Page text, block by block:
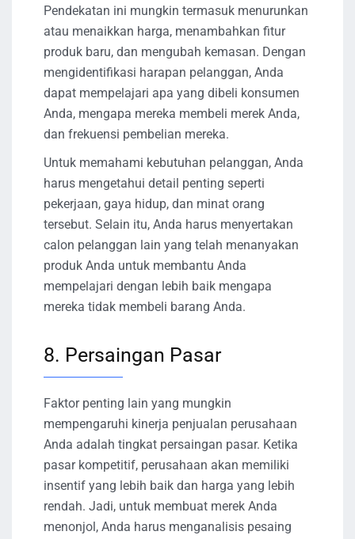
Pendekatan ini mungkin termasuk menurunkan
atau menaikkan harga, menambahkan fitur
produk baru, dan mengubah kemasan. Dengan
mengidentifikasi harapan pelanggan, Anda
dapat mempelajari apa yang dibeli konsumen
Anda, mengapa mereka membeli merek Anda,
dan frekuensi pembelian mereka.
Untuk memahami kebutuhan pelanggan, Anda
harus mengetahui detail penting seperti
pekerjaan, gaya hidup, dan minat orang
tersebut. Selain itu, Anda harus menyertakan
calon pelanggan lain yang telah menanyakan
produk Anda untuk membantu Anda
mempelajari dengan lebih baik mengapa
mereka tidak membeli barang Anda.
8. Persaingan Pasar
Faktor penting lain yang mungkin
mempengaruhi kinerja penjualan perusahaan
Anda adalah tingkat persaingan pasar. Ketika
pasar kompetitif, perusahaan akan memiliki
insentif yang lebih baik dan harga yang lebih
rendah. Jadi, untuk membuat merek Anda
menonjol, Anda harus menganalisis pesaing